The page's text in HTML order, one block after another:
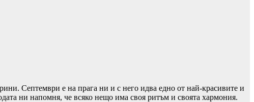
Септември е на прага ни и с него идва едно от най-красивите и
ни напомня, че всяко нещо има своя ритъм и своята хармония.